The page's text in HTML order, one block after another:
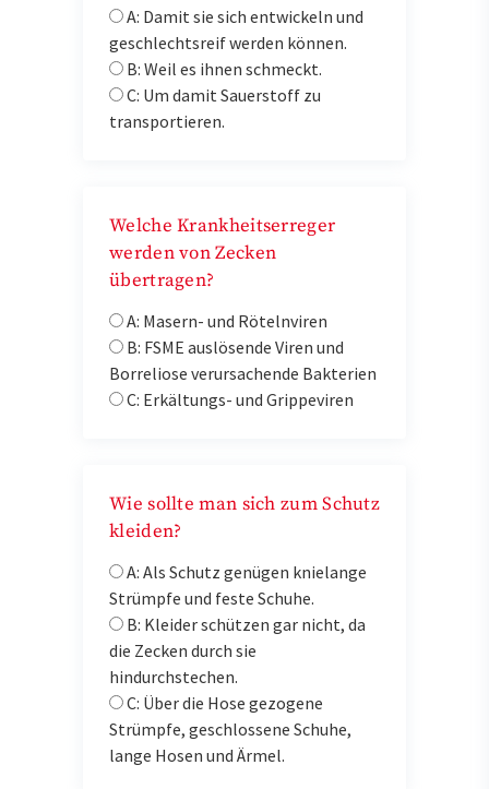
A: Damit sie sich entwickeln und
geschlechtsreif werden können.
B: Weil es ihnen schmeckt.
C: Um damit Sauerstoff zu
transportieren.
Welche Krankheitserreger
werden von Zecken
übertragen?
A: Masern- und Rötelnviren
B: FSME auslösende Viren und
Borreliose verursachende Bakterien
C: Erkältungs- und Grippeviren
Wie sollte man sich zum Schutz
kleiden?
A: Als Schutz genügen knielange
Strümpfe und feste Schuhe.
B: Kleider schützen gar nicht, da
die Zecken durch sie
hindurchstechen.
C: Über die Hose gezogene
Strümpfe, geschlossene Schuhe,
lange Hosen und Ärmel.